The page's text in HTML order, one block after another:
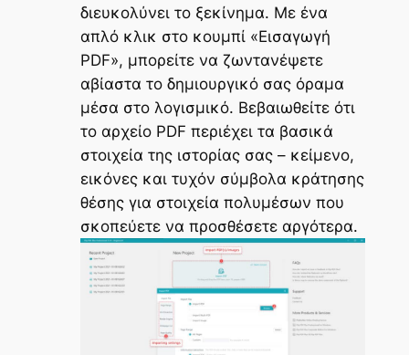
διευκολύνει το ξεκίνημα. Με ένα
απλό κλικ στο κουμπί «Εισαγωγή
PDF», μπορείτε να ζωντανέψετε
αβίαστα το δημιουργικό σας όραμα
μέσα στο λογισμικό. Βεβαιωθείτε ότι
το αρχείο PDF περιέχει τα βασικά
στοιχεία της ιστορίας σας – κείμενο,
εικόνες και τυχόν σύμβολα κράτησης
θέσης για στοιχεία πολυμέσων που
σκοπεύετε να προσθέσετε αργότερα.